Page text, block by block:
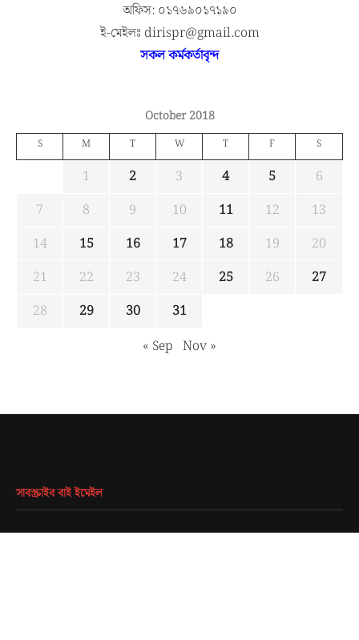
অফিস: ০১৭৬৯০১৭১৯০
ই-মেইলঃ dirispr@gmail.com
সকল কর্মকর্তাবৃন্দ
October 2018
S M T W T F S
1 2 3 4 5
6
7
8 9 10 11 12
13
14
15 16 17 18 19
20
21
22 23 24 25 26
27
28
29 30
31
« Sep Nov »
সাবস্ক্রাইব বাই ইমেইল